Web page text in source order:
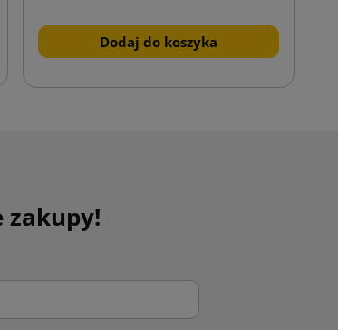
Dodaj do koszyka